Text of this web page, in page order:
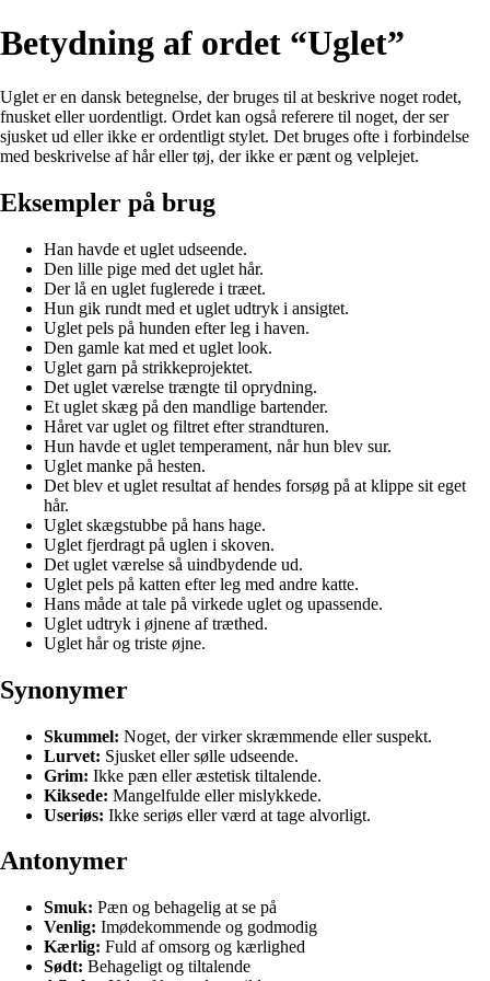
Betydning af ordet “Uglet”
Uglet er en dansk betegnelse, der bruges til at beskrive noget rodet,
fnusket eller uordentligt. Ordet kan også referere til noget, der ser
sjusket ud eller ikke er ordentligt stylet. Det bruges ofte i forbindelse
med beskrivelse af hår eller tøj, der ikke er pænt og velplejet.
Eksempler på brug
Han havde et uglet udseende.
Den lille pige med det uglet hår.
Der lå en uglet fuglerede i træet.
Hun gik rundt med et uglet udtryk i ansigtet.
Uglet pels på hunden efter leg i haven.
Den gamle kat med et uglet look.
Uglet garn på strikkeprojektet.
Det uglet værelse trængte til oprydning.
Et uglet skæg på den mandlige bartender.
Håret var uglet og filtret efter strandturen.
Hun havde et uglet temperament, når hun blev sur.
Uglet manke på hesten.
Det blev et uglet resultat af hendes forsøg på at klippe sit eget
hår.
Uglet skægstubbe på hans hage.
Uglet fjerdragt på uglen i skoven.
Det uglet værelse så uindbydende ud.
Uglet pels på katten efter leg med andre katte.
Hans måde at tale på virkede uglet og upassende.
Uglet udtryk i øjnene af træthed.
Uglet hår og triste øjne.
Synonymer
Skummel: Noget, der virker skræmmende eller suspekt.
Lurvet: Sjusket eller sølle udseende.
Grim: Ikke pæn eller æstetisk tiltalende.
Kiksede: Mangelfulde eller mislykkede.
Useriøs: Ikke seriøs eller værd at tage alvorligt.
Antonymer
Smuk: Pæn og behagelig at se på
Venlig: Imødekommende og godmodig
Kærlig: Fuld af omsorg og kærlighed
Sødt: Behageligt og tiltalende